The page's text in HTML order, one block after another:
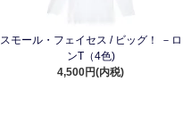
スモール・フェイセス / ビッグ！ －ロ
ンT（4色)
4,500円(内税)